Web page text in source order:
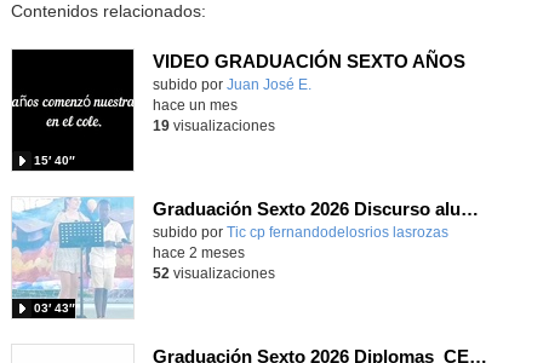
Contenidos relacionados:
VIDEO GRADUACIÓN SEXTO AÑOS
Contenido educativo.
subido por Juan José E.
15′ 40″
hace un mes
19visualizaciones
Graduación Sexto 2026 Discurso alumnos_CEIP FDLR_Las Rozas
Contenido educativo.
subido por Tic cp fernandodelosrios lasrozas
03′ 43″
-
hace 2 meses
52 visualizaciones
Graduación Sexto 2026 Diplomas_CEIP FDLR_Las Rozas